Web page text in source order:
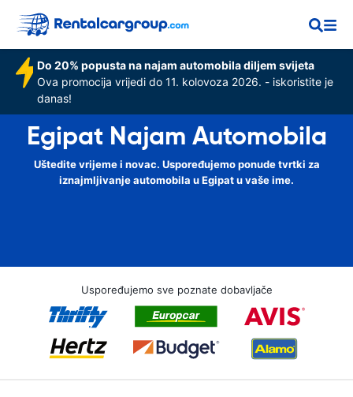
Do 20% popusta na najam automobila diljem svijeta
Ova promocija vrijedi do 11. kolovoza 2026. - iskoristite je
danas!
Egipat Najam Automobila
Uštedite vrijeme i novac. Uspoređujemo ponude tvrtki za
iznajmljivanje automobila u Egipat u vaše ime.
Uspoređujemo sve poznate dobavljače